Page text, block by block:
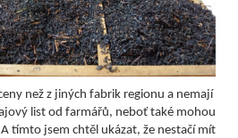
než z jiných fabrik regionu a nemají
list od farmářů, neboť také mohou
tímto jsem chtěl ukázat, že nestačí mít